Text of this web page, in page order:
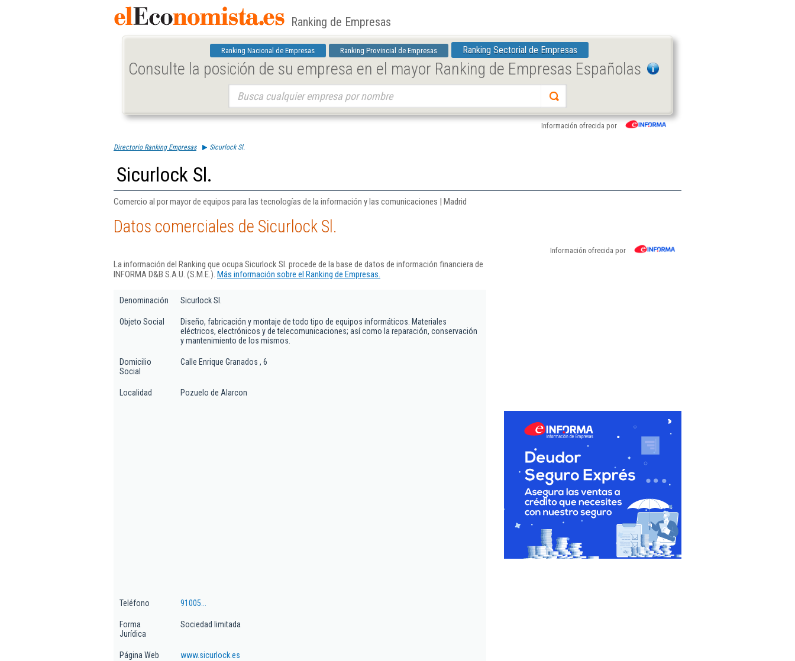
Ranking de Empresas
Ranking Nacional de Empresas Ranking Provincial de Empresas Ranking Sectorial de Empresas
Consulte la posición de su empresa en el mayor Ranking de Empresas Españolas
Información ofrecida por
Directorio Ranking Empresas Sicurlock Sl.
Sicurlock Sl.
Comercio al por mayor de equipos para las tecnologías de la información y las comunicaciones | Madrid
Datos comerciales de Sicurlock Sl.
Información ofrecida por
La información del Ranking que ocupa Sicurlock Sl. procede de la base de datos de información financiera de
INFORMA D&B S.A.U. (S.M.E.). Más información sobre el Ranking de Empresas.
Denominación Sicurlock Sl.
Objeto Social
Diseño, fabricación y montaje de todo tipo de equipos informáticos. Materiales
eléctricos, electrónicos y de telecomunicaciones; así como la reparación, conservación
y mantenimiento de los mismos.
Domicilio
Social
Calle Enrique Granados , 6
Localidad Pozuelo de Alarcon
Teléfono 91005...
Forma
Jurídica
Sociedad limitada
Página Web www.sicurlock.es